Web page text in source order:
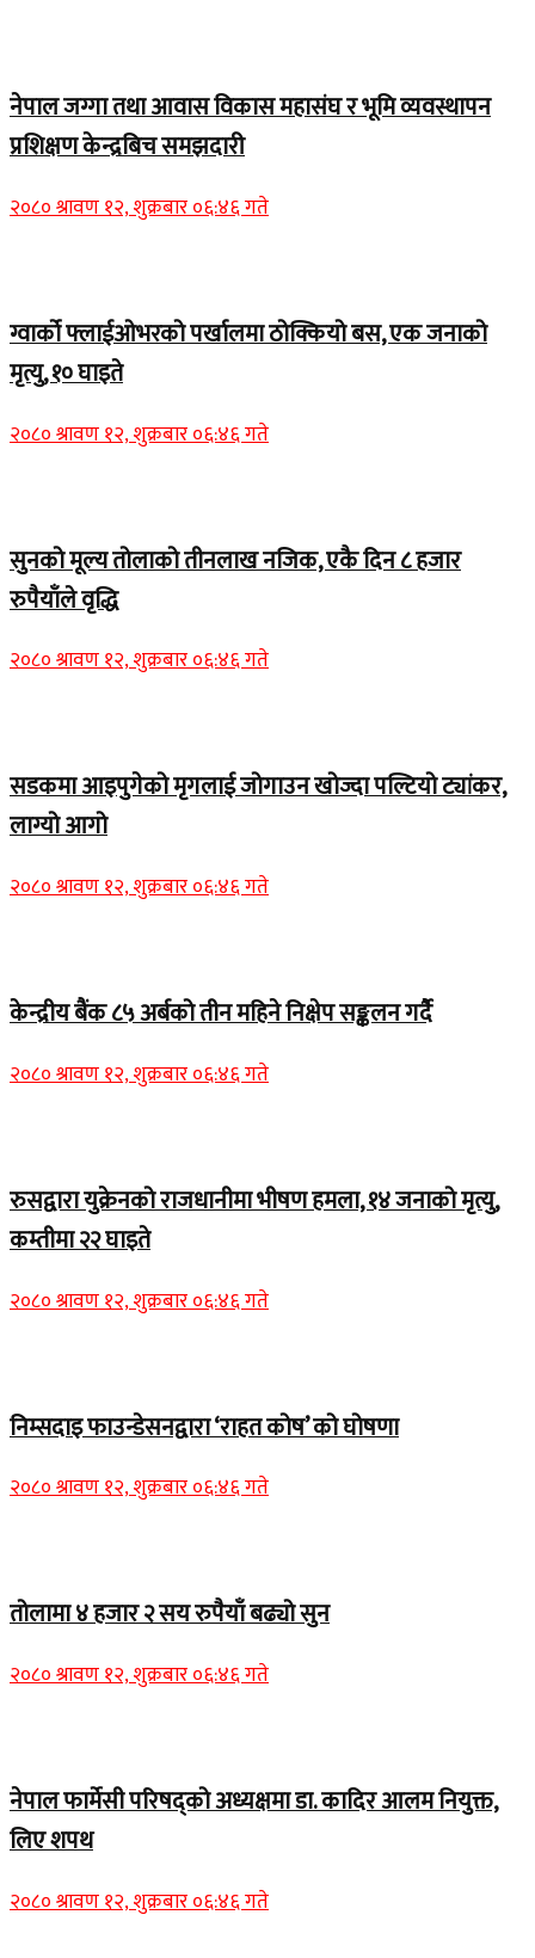
नेपाल जग्गा तथा आवास विकास महासंघ र भूमि व्यवस्थापन
प्रशिक्षण केन्द्रबिच समझदारी
२०८० श्रावण १२, शुक्रबार ०६:४६ गते
ग्वार्को फ्लाईओभरको पर्खालमा ठोक्कियो बस, एक जनाको
मृत्यु, १० घाइते
२०८० श्रावण १२, शुक्रबार ०६:४६ गते
सुनको मूल्य तोलाको तीनलाख नजिक, एकै दिन ८ हजार
रुपैयाँले वृद्धि
२०८० श्रावण १२, शुक्रबार ०६:४६ गते
सडकमा आइपुगेको मृगलाई जोगाउन खोज्दा पल्टियो ट्यांकर,
लाग्यो आगो
२०८० श्रावण १२, शुक्रबार ०६:४६ गते
केन्द्रीय बैंक ८५ अर्बको तीन महिने निक्षेप सङ्कलन गर्दै
२०८० श्रावण १२, शुक्रबार ०६:४६ गते
रुसद्वारा युक्रेनको राजधानीमा भीषण हमला, १४ जनाको मृत्यु,
कम्तीमा २२ घाइते
२०८० श्रावण १२, शुक्रबार ०६:४६ गते
निम्सदाइ फाउन्डेसनद्वारा ‘राहत कोष’ को घोषणा
२०८० श्रावण १२, शुक्रबार ०६:४६ गते
तोलामा ४ हजार २ सय रुपैयाँ बढ्यो सुन
२०८० श्रावण १२, शुक्रबार ०६:४६ गते
नेपाल फार्मेसी परिषद्को अध्यक्षमा डा. कादिर आलम नियुक्त,
लिए शपथ
२०८० श्रावण १२, शुक्रबार ०६:४६ गते